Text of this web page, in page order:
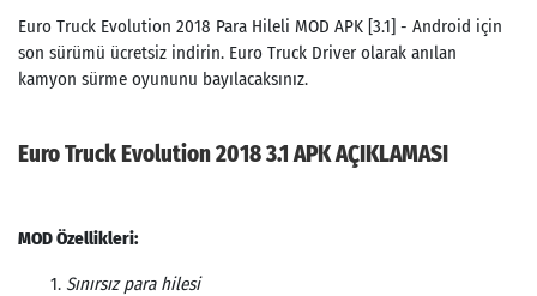
Euro Truck Evolution 2018 Para Hileli MOD APK [3.1] - Android için
son sürümü ücretsiz indirin. Euro Truck Driver olarak anılan
kamyon sürme oyununu bayılacaksınız.
Euro Truck Evolution 2018 3.1 APK AÇIKLAMASI
MOD Özellikleri:
Sınırsız para hilesi